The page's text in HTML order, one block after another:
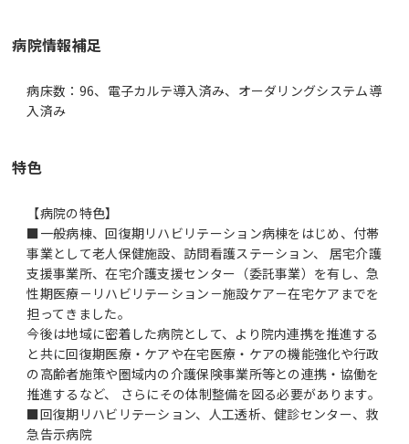
病院情報補足
病床数：96、電子カルテ導入済み、オーダリングシステム導
入済み
特色
【病院の特色】
■一般病棟、回復期リハビリテーション病棟をはじめ、付帯
事業として老人保健施設、訪問看護ステーション、 居宅介護
支援事業所、在宅介護支援センター（委託事業）を有し、急
性期医療－リハビリテーション－施設ケア－在宅ケアまでを
担ってきました。
今後は地域に密着した病院として、より院内連携を推進する
と共に回復期医療・ケアや在宅医療・ケアの機能強化や行政
の高齢者施策や圏域内の介護保険事業所等との連携・協働を
推進するなど、 さらにその体制整備を図る必要があります。
■回復期リハビリテーション、人工透析、健診センター、救
急告示病院